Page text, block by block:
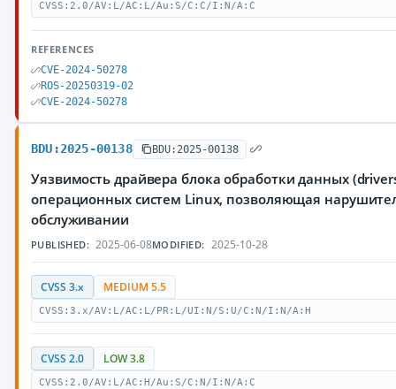
CVSS:2.0/AV:L/AC:L/Au:S/C:C/I:N/A:C
REFERENCES
CVE-2024-50278
ROS-20250319-02
CVE-2024-50278
BDU:2025-00138 BDU:2025-00138
Уязвимость драйвера блока обработки данных
операционных систем Linux, позволяющая
обслуживании
PUBLISHED: 2025-06-08MODIFIED: 2025-10-28
CVSS 3.x MEDIUM 5.5
CVSS:3.x/AV:L/AC:L/PR:L/UI:N/S:U/C:N/I:N/A:H
CVSS 2.0 LOW 3.8
CVSS:2.0/AV:L/AC:H/Au:S/C:N/I:N/A:C